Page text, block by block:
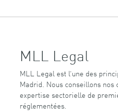
MLL Legal
MLL Legal est l’une des
Madrid. Nous conseillons
expertise sectorielle de
réglementées.